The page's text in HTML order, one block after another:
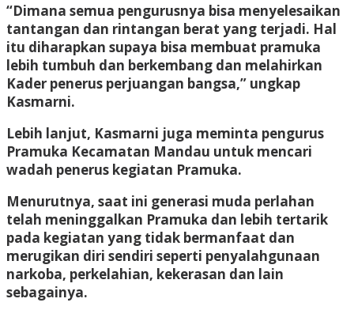
“Dimana semua pengurusnya bisa menyelesaikan
tantangan dan rintangan berat yang terjadi. Hal
itu diharapkan supaya bisa membuat pramuka
lebih tumbuh dan berkembang dan melahirkan
Kader penerus perjuangan bangsa,” ungkap
Kasmarni.
Lebih lanjut, Kasmarni juga meminta pengurus
Pramuka Kecamatan Mandau untuk mencari
wadah penerus kegiatan Pramuka.
Menurutnya, saat ini generasi muda perlahan
telah meninggalkan Pramuka dan lebih tertarik
pada kegiatan yang tidak bermanfaat dan
merugikan diri sendiri seperti penyalahgunaan
narkoba, perkelahian, kekerasan dan lain
sebagainya.